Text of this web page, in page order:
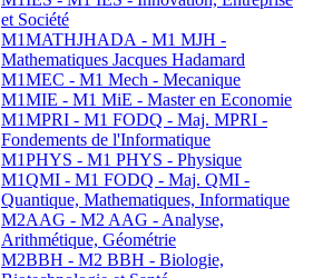
et Société
M1MATHJHADA - M1 MJH -
Mathematiques Jacques Hadamard
M1MEC - M1 Mech - Mecanique
M1MIE - M1 MiE - Master en Economie
M1MPRI - M1 FODQ - Maj. MPRI -
Fondements de l'Informatique
M1PHYS - M1 PHYS - Physique
M1QMI - M1 FODQ - Maj. QMI -
Quantique, Mathematiques, Informatique
M2AAG - M2 AAG - Analyse,
Arithmétique, Géométrie
M2BBH - M2 BBH - Biologie,